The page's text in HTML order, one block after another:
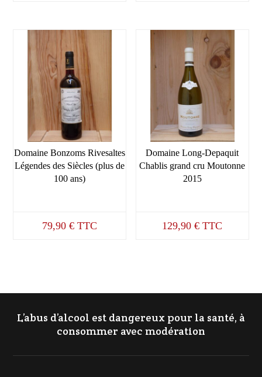
Domaine Bonzoms Rivesaltes
Légendes des Siècles (plus de
100 ans)
79,90€ TTC
Domaine Long-Depaquit
Chablis grand cru Moutonne
2015
129,90€ TTC
L’abus d’alcool est dangereux pour la santé, à
consommer avec modération